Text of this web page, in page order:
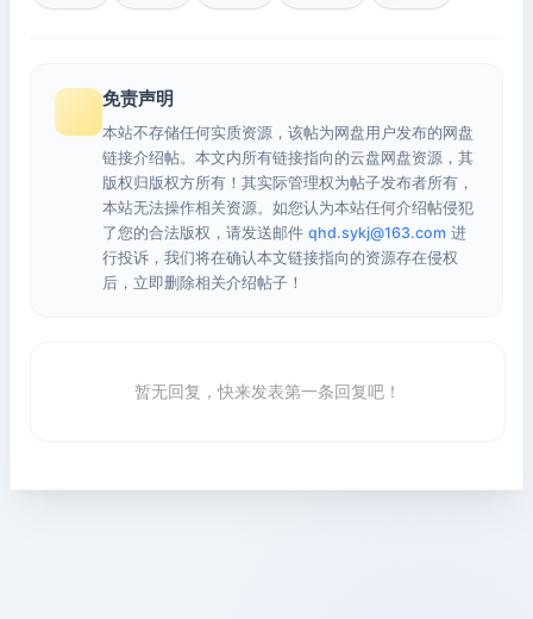
免责声明
本站不存储任何实质资源，该帖为网盘用户发布的网盘
链接介绍帖。本文内所有链接指向的云盘网盘资源，其
版权归版权方所有！其实际管理权为帖子发布者所有，
本站无法操作相关资源。如您认为本站任何介绍帖侵犯
了您的合法版权，请发送邮件 qhd.sykj@163.com 进
行投诉，我们将在确认本文链接指向的资源存在侵权
后，立即删除相关介绍帖子！
暂无回复，快来发表第一条回复吧！